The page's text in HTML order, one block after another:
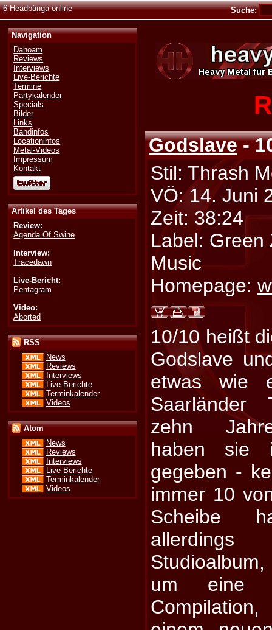
6 Headbänga online Suche:
Navigation
Dahoam
Reviews
Interviews
Live-Berichte
Termine
Partykalender
Specials
Bilder
Links
Bandinfos
Locationinfos
Metal-Videos
Impressum
Kontakt
Artikel des Tages
Review:
Agenda Of Swine
Interview:
Tracedawn
Live-Bericht:
Pentagram
Video:
Aborted
RSS
News
Reviews
Interviews
Live-Berichte
Terminkalender
Videos
Atom
News
Reviews
Interviews
Live-Berichte
Terminkalender
Videos
Godslave-
Stil: Thrash
VÖ: 14. Juni
Zeit: 38:24
Label: Green
Music
Homepage:
10/10 heißt
Godslave
etwas wie
Saarländer
zehn
haben sie
gegeben -
immer 10
Scheibe
um eine